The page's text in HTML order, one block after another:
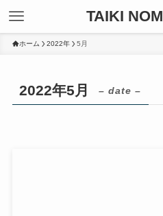
TAIKI
ホーム 2022年 5月
2022年5月 – date –